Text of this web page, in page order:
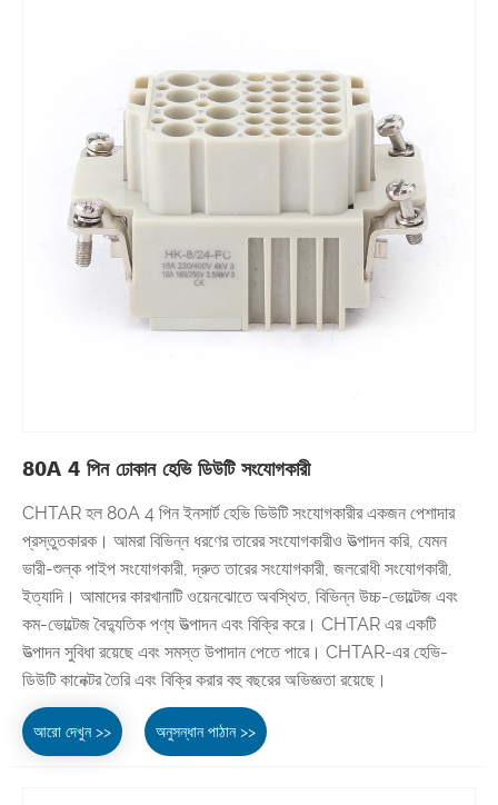
80A 4 পিন ঢোকান হেভি ডিউটি ​​সংযোগকারী
CHTAR হল 80A 4 পিন ইনসার্ট হেভি ডিউটি ​​সংযোগকারীর একজন পেশাদার
প্রস্তুতকারক। আমরা বিভিন্ন ধরণের তারের সংযোগকারীও উত্পাদন করি, যেমন
ভারী-শুল্ক পাইপ সংযোগকারী, দ্রুত তারের সংযোগকারী, জলরোধী সংযোগকারী,
ইত্যাদি। আমাদের কারখানাটি ওয়েনঝোতে অবস্থিত, বিভিন্ন উচ্চ-ভোল্টেজ এবং
কম-ভোল্টেজ বৈদ্যুতিক পণ্য উত্পাদন এবং বিক্রি করে। CHTAR এর একটি
উত্পাদন সুবিধা রয়েছে এবং সমস্ত উপাদান পেতে পারে। CHTAR-এর হেভি-
ডিউটি ​​কানেক্টর তৈরি এবং বিক্রি করার বহু বছরের অভিজ্ঞতা রয়েছে।
আরো দেখুন >> অনুসন্ধান পাঠান >>